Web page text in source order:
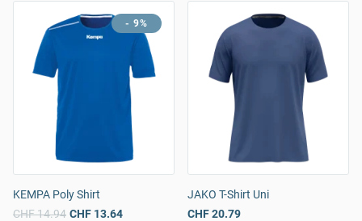
- 9%
KEMPA Poly Shirt
CHF 14.94 CHF 13.64
JAKO T-Shirt Uni
CHF 20.79